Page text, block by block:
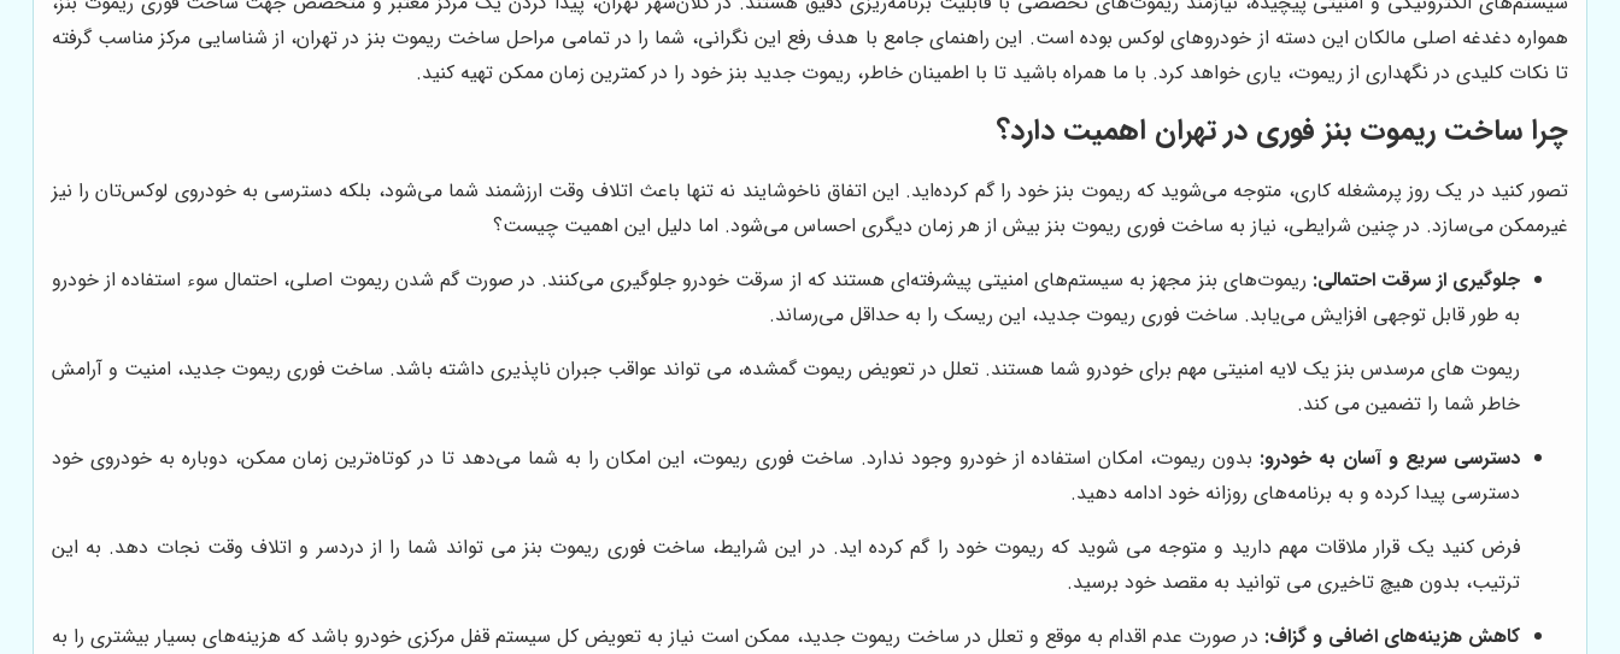
همواره دغدغه اصلی مالکان این دسته از خودروهای لوکس بوده است. این راهنمای جامع با هدف رفع این نگرانی، شما را در تمامی مراحل ساخت ریموت بنز در تهران، از شناسایی مرکز مناسب گرفته
تا نکات کلیدی در نگهداری از ریموت، یاری خواهد کرد. با ما همراه باشید تا با اطمینان خاطر، ریموت جدید بنز خود را در کمترین زمان ممکن تهیه کنید.
چرا ساخت ریموت بنز فوری در تهران اهمیت دارد؟
تصور کنید در یک روز پرمشغله کاری، متوجه می‌شوید که ریموت بنز خود را گم کرده‌اید. این اتفاق ناخوشایند نه تنها باعث اتلاف وقت ارزشمند شما می‌شود، بلکه دسترسی به خودروی لوکس‌تان را نیز
غیرممکن می‌سازد. در چنین شرایطی، نیاز به ساخت فوری ریموت بنز بیش از هر زمان دیگری احساس می‌شود. اما دلیل این اهمیت چیست؟
جلوگیری از سرقت احتمالی: ریموت‌های بنز مجهز به سیستم‌های امنیتی پیشرفته‌ای هستند که از سرقت خودرو جلوگیری می‌کنند. در صورت گم شدن ریموت اصلی، احتمال سوء استفاده از خودرو
به طور قابل توجهی افزایش می‌یابد. ساخت فوری ریموت جدید، این ریسک را به حداقل می‌رساند.
ریموت های مرسدس بنز یک لایه امنیتی مهم برای خودرو شما هستند. تعلل در تعویض ریموت گمشده، می تواند عواقب جبران ناپذیری داشته باشد. ساخت فوری ریموت جدید، امنیت و آرامش
خاطر شما را تضمین می کند.
دسترسی سریع و آسان به خودرو: بدون ریموت، امکان استفاده از خودرو وجود ندارد. ساخت فوری ریموت، این امکان را به شما می‌دهد تا در کوتاه‌ترین زمان ممکن، دوباره به خودروی خود
دسترسی پیدا کرده و به برنامه‌های روزانه خود ادامه دهید.
فرض کنید یک قرار ملاقات مهم دارید و متوجه می شوید که ریموت خود را گم کرده اید. در این شرایط، ساخت فوری ریموت بنز می تواند شما را از دردسر و اتلاف وقت نجات دهد. به این
ترتیب، بدون هیچ تاخیری می توانید به مقصد خود برسید.
کاهش هزینه‌های اضافی و گزاف: در صورت عدم اقدام به موقع و تعلل در ساخت ریموت جدید، ممکن است نیاز به تعویض کل سیستم قفل مرکزی خودرو باشد که هزینه‌های بسیار بیشتری را به